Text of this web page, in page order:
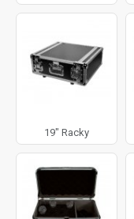
19" Racky